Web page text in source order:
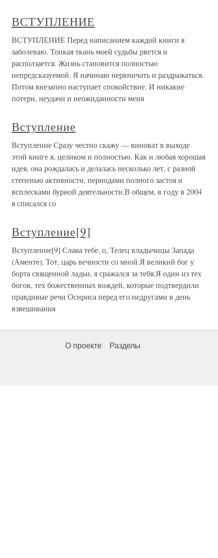
ВСТУПЛЕНИЕ
ВСТУПЛЕНИЕ Перед написанием каждой книги я
заболеваю. Тонкая ткань моей судьбы рвется и
расползается. Жизнь становится полностью
непредсказуемой. Я начинаю нервничать и раздражаться.
Потом внезапно наступает спокойствие. И никакие
потери, неудачи и неожиданности меня
Вступление
Вступление Сразу честно скажу — виноват в выходе
этой книге я, целиком и полностью. Как и любая хорошая
идея, она рождалась и делалась несколько лет, с разной
степенью активности, периодами полного застоя и
всплесками бурной деятельности.В общем, в году в 2004
я списался со
Вступление[9]
Вступление[9] Слава тебе, о, Телец владычицы Запада
(Аменте), Тот, царь вечности со мной.Я великий бог у
борта священной ладьи, я сражался за тебя.Я один из тех
богов, тех божественных вождей, которые подтвердили
правдивые речи Осириса перед его недругами в день
взвешивания
О проекте Разделы